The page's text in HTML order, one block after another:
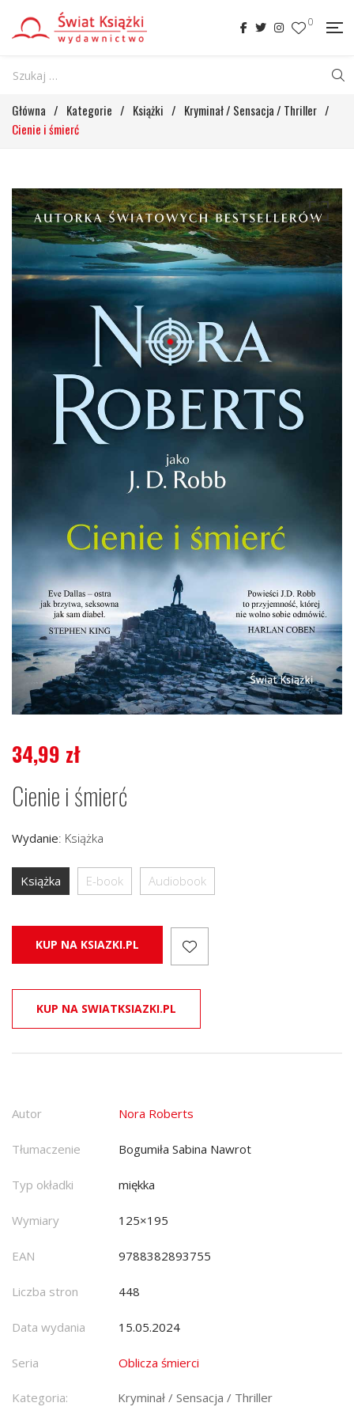
0
Główna / Kategorie / Książki / Kryminał / Sensacja / Thriller /
Cienie i śmierć
34,99 zł
Cienie i śmierć
Wydanie: Książka
Książka E-book Audiobook
KUP NA KSIAZKI.PL
KUP NA SWIATKSIAZKI.PL
Autor Nora Roberts
Tłumaczenie Bogumiła Sabina Nawrot
Typ okładki miękka
Wymiary 125×195
EAN 9788382893755
Liczba stron 448
Data wydania 15.05.2024
Seria Oblicza śmierci
Kategoria: Kryminał / Sensacja / Thriller